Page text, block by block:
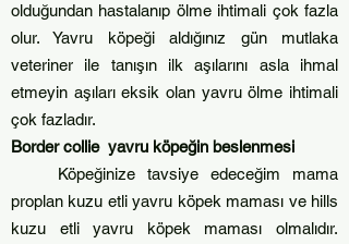
olduğundan hastalanıp ölme ihtimali çok fazla
olur. Yavru köpeği aldığınız gün mutlaka
veteriner ile tanışın ilk aşılarını asla ihmal
etmeyin aşıları eksik olan yavru ölme ihtimali
çok fazladır.
Border collie yavru köpeğin beslenmesi
Köpeğinize tavsiye edeceğim mama
proplan kuzu etli yavru köpek maması ve hills
kuzu etli yavru köpek maması olmalıdır.